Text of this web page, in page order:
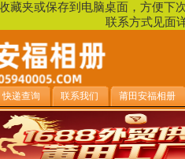
藏夹或保存到电脑桌面，方便
联系方式见面
快递查询 联系我们 莆田安福相册